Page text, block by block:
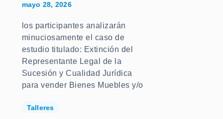
mayo 28, 2026
los participantes analizarán
minuciosamente el caso de
estudio titulado: Extinción del
Representante Legal de la
Sucesión y Cualidad Jurídica
para vender Bienes Muebles y/o
Talleres